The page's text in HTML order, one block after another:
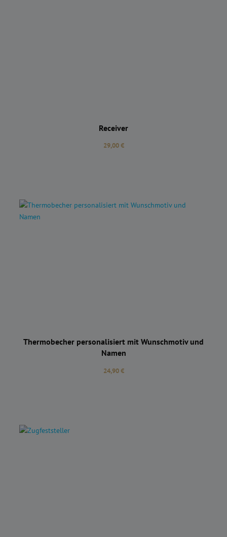
Receiver
Regulärer Preis:
29,00 €
Thermobecher personalisiert mit Wunschmotiv und
Namen
Regulärer Preis:
24,90 €